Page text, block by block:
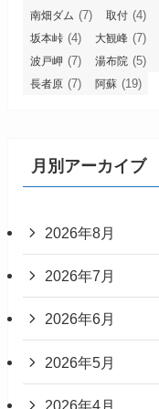
南畑ダム (7) 取付 (4)
坂本峠 (4) 大観峰 (7)
波戸岬 (7) 湯布院 (5)
長者原 (7) 阿蘇 (19)
月別アーカイブ
2026年8月
2026年7月
2026年6月
2026年5月
2026年4月